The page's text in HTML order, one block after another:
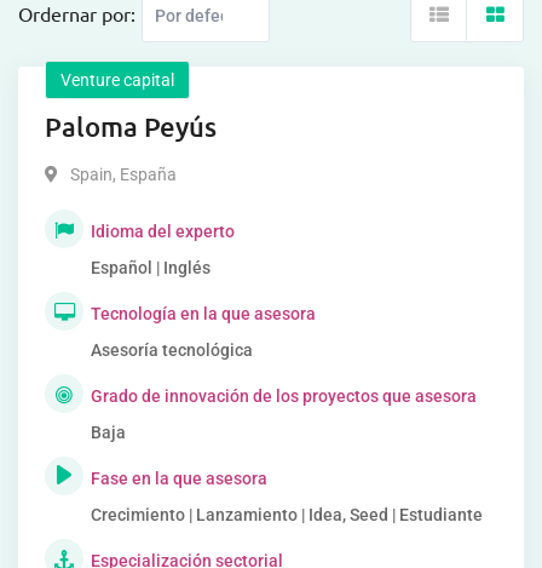
Ordernar por:
Venture capital
Paloma Peyús
Spain, España
Idioma del experto
Español | Inglés
Tecnología en la que asesora
Asesoría tecnológica
Grado de innovación de los proyectos que asesora
Baja
Fase en la que asesora
Crecimiento | Lanzamiento | Idea, Seed | Estudiante
Especialización sectorial